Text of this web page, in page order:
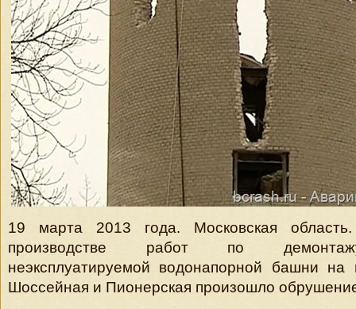
19 марта 2013 года. Московская
производстве работ по
неэксплуатируемой водонапорной башни на
Шоссейная и Пионерская произошло